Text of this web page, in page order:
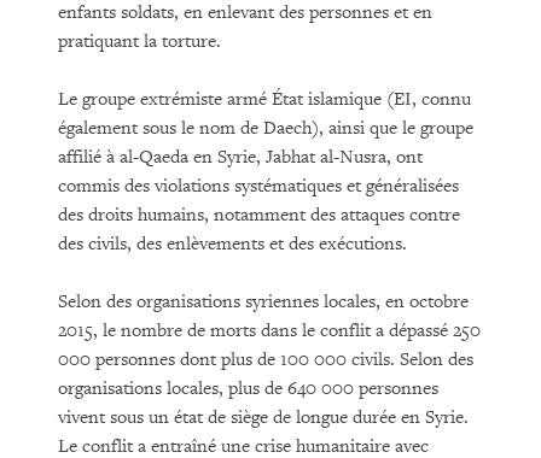
enfants soldats, en enlevant des personnes et en
pratiquant la torture.
Le groupe extrémiste armé État islamique (EI, connu
également sous le nom de Daech), ainsi que le groupe
affilié à al-Qaeda en Syrie, Jabhat al-Nusra, ont
commis des violations systématiques et généralisées
des droits humains, notamment des attaques contre
des civils, des enlèvements et des exécutions.
Selon des organisations syriennes locales, en octobre
2015, le nombre de morts dans le conflit a dépassé 250
000 personnes dont plus de 100 000 civils. Selon des
organisations locales, plus de 640 000 personnes
vivent sous un état de siège de longue durée en Syrie.
Le conflit a entraîné une crise humanitaire avec